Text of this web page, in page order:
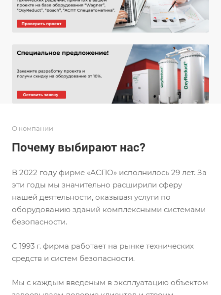
О компании
Почему выбирают нас?
В 2022 году фирме «АСПО» исполнилось 29 лет. За
эти годы мы значительно расширили сферу
нашей деятельности, оказывая услуги по
оборудованию зданий комплексными системами
безопасности.
С 1993 г. фирма работает на рынке технических
средств и систем безопасности.
Мы с каждым введеным в эксплуатацию объектом